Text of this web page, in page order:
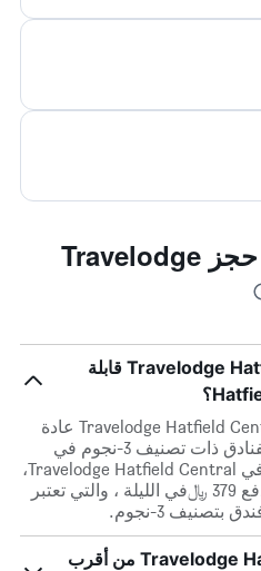
الأسئلة الشائعة عند حجز Travelodge
هل الأسعار في Travelodge Hatfield Central قابلة
تكون الأسعار لكل ليلة في Travelodge Hatfield Central عادة
أرخص بنسبة 4% عن المعدل لفنادق ذات تصنيف 3-نجوم في
Hatfield. إذا كنت تريد الأقامة في Travelodge Hatfield Central،
ضع في اعتبارك أنه عليك أن تدفع 379 ﷼في الليلة ، والتي تعتبر
ما مدى قرب Travelodge Hatfield Central من أقرب